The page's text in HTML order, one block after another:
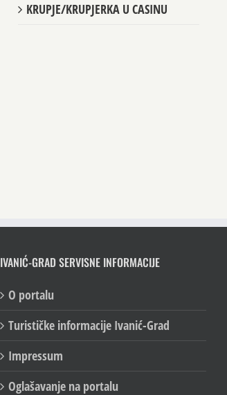
KRUPJE/KRUPJERKA U CASINU
IVANIĆ-GRAD SERVISNE INFORMACIJE
O portalu
Turističke informacije Ivanić-Grad
Impressum
Oglašavanje na portalu